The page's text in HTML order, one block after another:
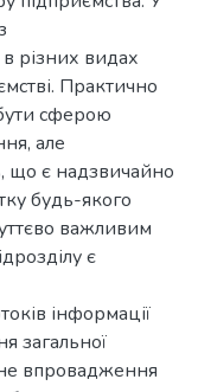
різних видах
Практично
сферою
але
що є надзвичайно
будь-якого
важливим
є
інформації
загальної
впровадження